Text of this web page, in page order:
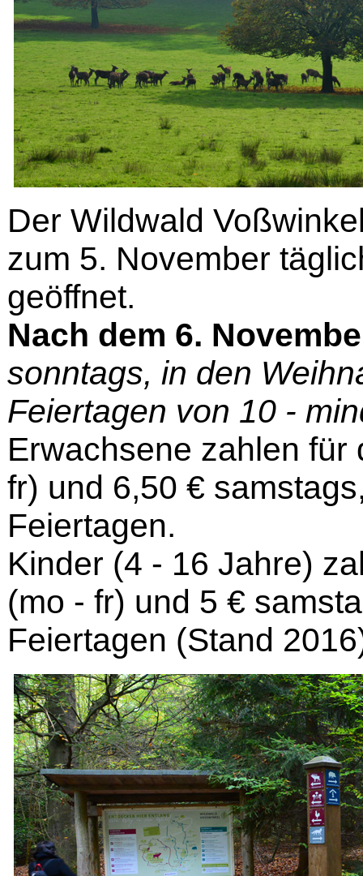
Der Wildwald
zum 5. November
geöffnet.
Nach dem 6.
sonntags, in den
Feiertagen von 10 -
Erwachsene zahlen für
fr) und 6,50 €
Feiertagen.
Kinder (4 - 16 Jahre)
(mo - fr) und 5 €
Feiertagen (Stand